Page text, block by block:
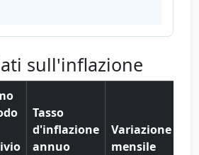
sull'inflazione
Tasso
d'inflazione
annuo
Variazione
mensile